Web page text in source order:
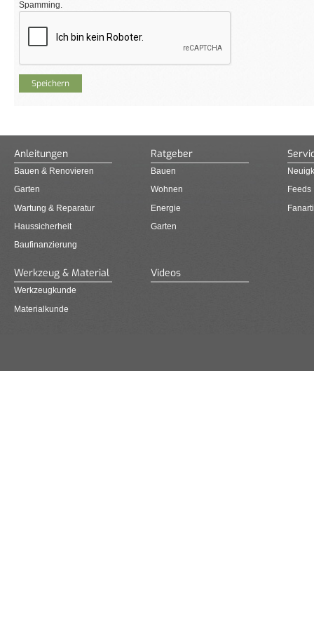
Spamming.
Anleitungen
Bauen & Renovieren
Garten
Wartung & Reparatur
Haussicherheit
Baufinanzierung
Ratgeber
Bauen
Wohnen
Energie
Garten
Feeds
Werkzeug & Material
Werkzeugkunde
Materialkunde
Videos